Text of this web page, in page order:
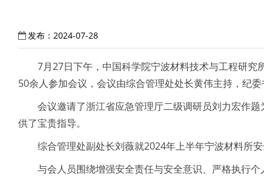
发布：2024-07-28
7月27日下午，中国科学院宁波材料技术与工程研
50余人参加会议，会议由综合管理处处长黄伟主持，纪
会议邀请了浙江省应急管理厅二级调研员刘力宏作
供了宝贵指导。
综合管理处副处长刘薇就2024年上半年宁波材料所
与会人员围绕增强安全责任与安全意识、严格执行